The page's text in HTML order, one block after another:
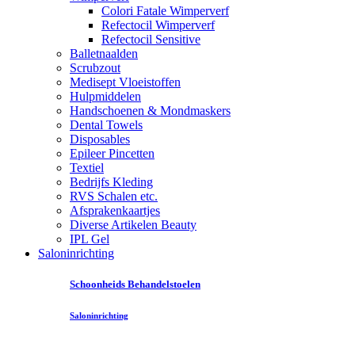
Colori Fatale Wimperverf
Refectocil Wimperverf
Refectocil Sensitive
Balletnaalden
Scrubzout
Medisept Vloeistoffen
Hulpmiddelen
Handschoenen & Mondmaskers
Dental Towels
Disposables
Epileer Pincetten
Textiel
Bedrijfs Kleding
RVS Schalen etc.
Afsprakenkaartjes
Diverse Artikelen Beauty
IPL Gel
Saloninrichting
Schoonheids Behandelstoelen
Saloninrichting